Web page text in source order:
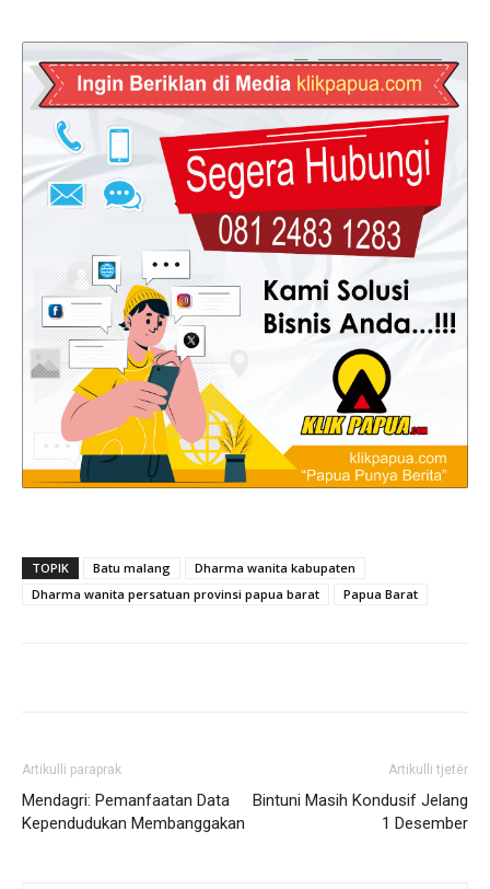
TOPIK Batu malang
Dharma wanita kabupaten
Dharma wanita persatuan provinsi papua barat
Papua Barat
Artikulli paraprak
Mendagri: Pemanfaatan Data
Kependudukan Membanggakan
Artikulli tjetër
Bintuni Masih Kondusif Jelang
1 Desember